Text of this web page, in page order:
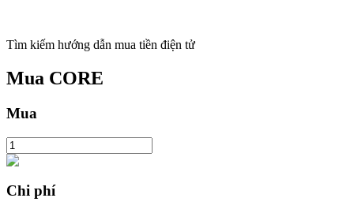
Tìm kiếm hướng dẫn mua tiền điện tử
Mua CORE
Mua
Chi phí